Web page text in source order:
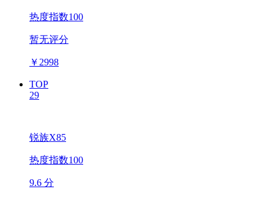
热度指数100
暂无评分
￥ 2998
TOP
29
锐族X85
热度指数100
9.6 分